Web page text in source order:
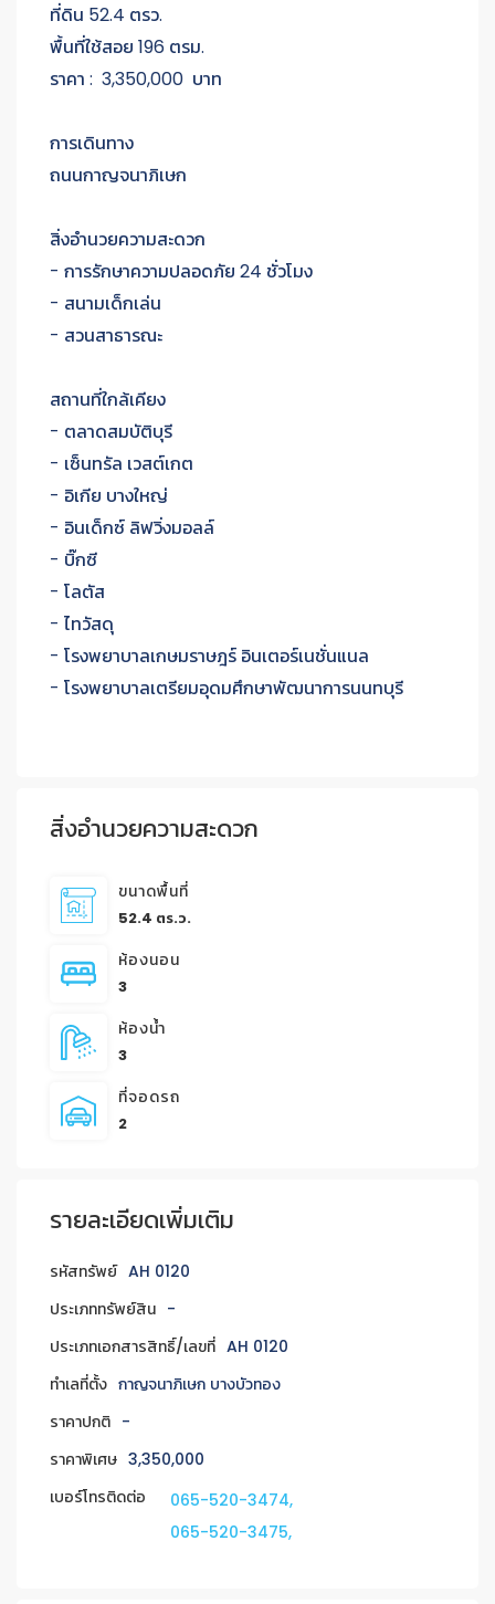
ที่ดิน 52.4 ตรว.
พื้นที่ใช้สอย 196 ตรม.
ราคา : 3,350,000 บาท
การเดินทาง
ถนนกาญจนาภิเษก
สิ่งอำนวยความสะดวก
- การรักษาความปลอดภัย 24 ชั่วโมง
- สนามเด็กเล่น
- สวนสาธารณะ
สถานที่ใกล้เคียง
- ตลาดสมบัติบุรี
- เซ็นทรัล เวสต์เกต
- อิเกีย บางใหญ่
- อินเด็กซ์ ลิฟวิ่งมอลล์
- บิ๊กซี
- โลตัส
- ไทวัสดุ
- โรงพยาบาลเกษมราษฎร์ อินเตอร์เนชั่นแนล
- โรงพยาบาลเตรียมอุดมศึกษาพัฒนาการนนทบุรี
สิ่งอำนวยความสะดวก
ขนาดพื้นที่
52.4 ตร.ว.
ห้องนอน
3
ห้องน้ำ
3
ที่จอดรถ
2
รายละเอียดเพิ่มเติม
รหัสทรัพย์ AH 0120
ประเภททรัพย์สิน -
ประเภทเอกสารสิทธิ์/เลขที่ AH 0120
ทำเลที่ตั้ง กาญจนาภิเษก บางบัวทอง
ราคาปกติ -
ราคาพิเศษ 3,350,000
เบอร์โทรติดต่อ
065-520-3474,
065-520-3475,